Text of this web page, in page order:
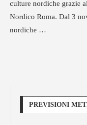
culture nordiche grazie
Nordico Roma. Dal 3
nordiche …
PREVISIONI